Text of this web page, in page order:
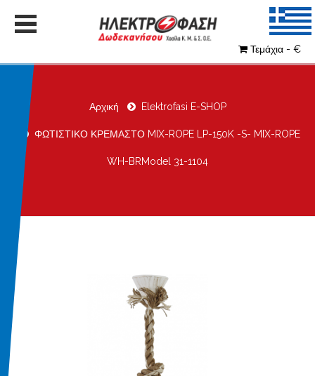
Τεμάχια - €
Αρχική Elektrofasi E-SHOP
ΦΩΤΙΣΤΙΚΟ ΚΡΕΜΑΣΤΟ MIX-ROPE LP-150K -S- MIX-ROPE
WH-BRModel 31-1104